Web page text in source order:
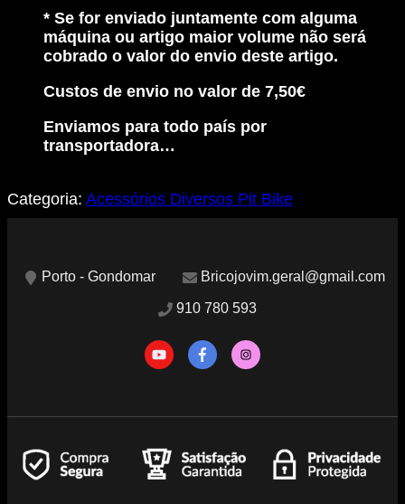
Malcor
* Se for enviado juntamente com alguma
máquina ou artigo maior volume não será
cobrado o valor do envio deste artigo.
Custos de envio no valor de 7,50€
Enviamos para todo país por
transportadora…
Categoria: Acessórios Diversos Pit Bike
Porto - Gondomar Bricojovim.geral@gmail.com
910 780 593